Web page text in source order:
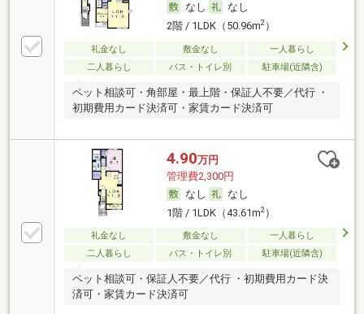
なし
なし
2階 / 1LDK（50.96m2）
礼金なし 敷金なし
一人暮らし
二人暮らし
バス・トイレ別 駐車場(近隣含)
ペット相談可・角部屋・最上階・保証人不要／代行 ・
初期費用カード決済可・家賃カード決済可
4.90万円
管理費2,300円
なし
なし
1階 / 1LDK（43.61m2）
礼金なし 敷金なし
一人暮らし
二人暮らし
バス・トイレ別 駐車場(近隣含)
ペット相談可・保証人不要／代行 ・初期費用カード決
済可・家賃カード決済可